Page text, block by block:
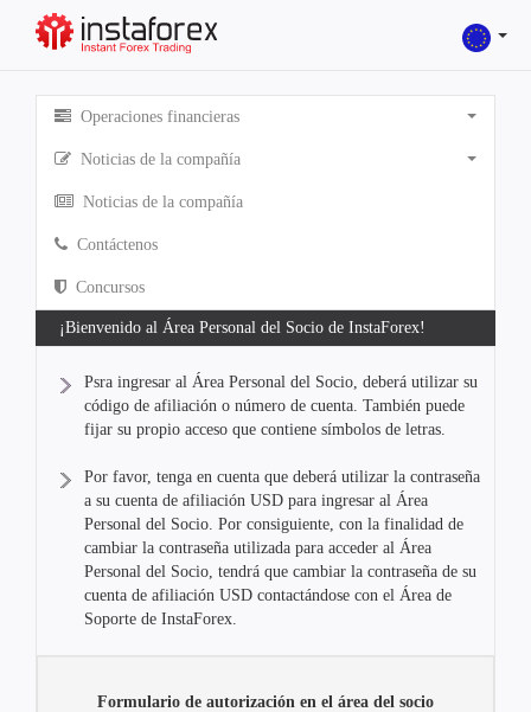
Operaciones financieras
Noticias de la compañía
Noticias de la compañía
Contáctenos
Concursos
¡Bienvenido al Área Personal del Socio de InstaForex!
Psra ingresar al Área Personal del Socio, deberá utilizar su
código de afiliación o número de cuenta. También puede
fijar su propio acceso que contiene símbolos de letras.
Por favor, tenga en cuenta que deberá utilizar la contraseña
a su cuenta de afiliación USD para ingresar al Área
Personal del Socio. Por consiguiente, con la finalidad de
cambiar la contraseña utilizada para acceder al Área
Personal del Socio, tendrá que cambiar la contraseña de su
cuenta de afiliación USD contactándose con el Área de
Soporte de InstaForex.
Formulario de autorización en el área del socio